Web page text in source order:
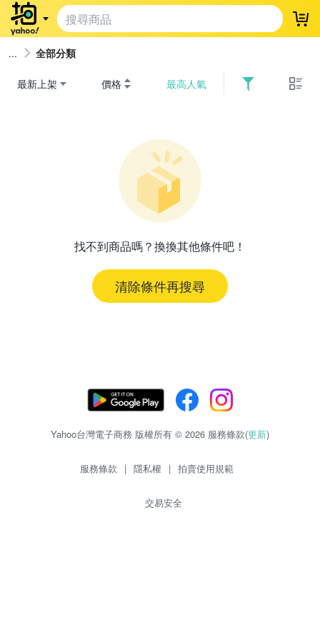
登
全部分類
最新上架 價格 最高人氣
找不到商品嗎？換換其他條件吧！
清除條件再搜尋
Yahoo台灣電子商務 版權所有 © 2026 服務條款(更新)
服務條款 | 隱私權 | 拍賣使用規範
交易安全